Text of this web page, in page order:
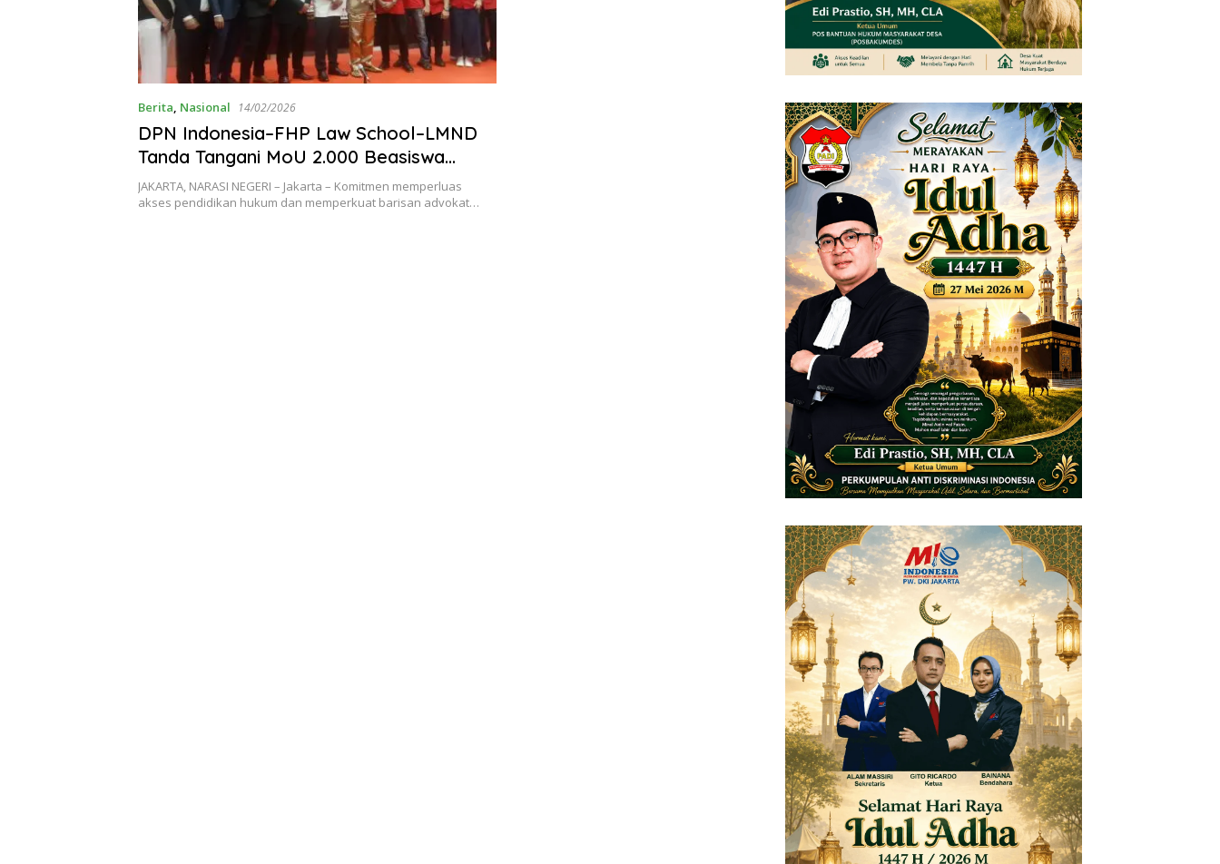
Berita, Nasional 14/02/2026
DPN Indonesia–FHP Law School–LMND
Tanda Tangani MoU 2.000 Beasiswa
PKPA, Cetak Advokat Pejuang Rakyat
JAKARTA, NARASI NEGERI – Jakarta – Komitmen memperluas
akses pendidikan hukum dan memperkuat barisan advokat…